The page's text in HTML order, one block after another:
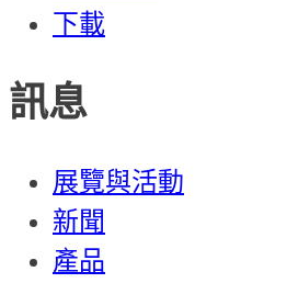
下載
訊息
展覽與活動
新聞
產品